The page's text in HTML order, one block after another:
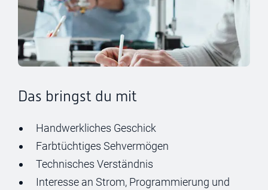
Das bringst du mit
Handwerkliches Geschick
Farbtüchtiges Sehvermögen
Technisches Verständnis
Interesse an Strom, Programmierung und